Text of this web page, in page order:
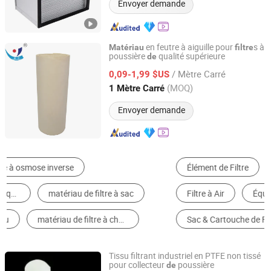
Envoyer demande
Matériau en feutre à aiguille pourfiltres à
poussièrede qualité supérieure
0,09-1,99 $US / Mètre Carré
1 Mètre Carré (MOQ)
Envoyer demande
Jiangsu Blue Sky Environmental Protection Group Co.,
Jiangsu, China Depuis 2025
Élément de Filtre Filtre d'Eau Industriel
Filtre à Air
Sac & Cartouche de Filtre Filet de Filtre
Tissu filtrant industriel en PTFE non tissé
pour collecteurde poussière
Hebei Enyang Import And Export Trading Co., Ltd.